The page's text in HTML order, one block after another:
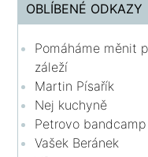
OBLÍBENÉ ODKAZY
Pomáháme měnit
záleží
Martin Písařík
Nej kuchyně
Petrovo bandcamp
Vašek Beránek